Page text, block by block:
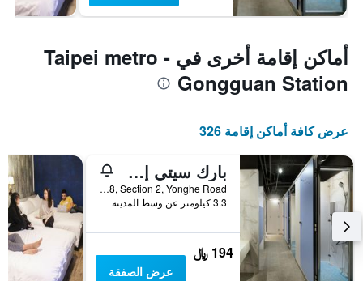
أماكن إقامة أخرى في Taipei metro -
Gongguan Station
عرض كافة أماكن إقامة 326
بارك سيتي إن آند هوستل - يونغي تايبي
3F, No. 168, Section 2, Yonghe Road, مدينة تايبيه, تايوان
3.3 كيلومتر عن وسط المدينة
194 ﷼
عرض الصفقة